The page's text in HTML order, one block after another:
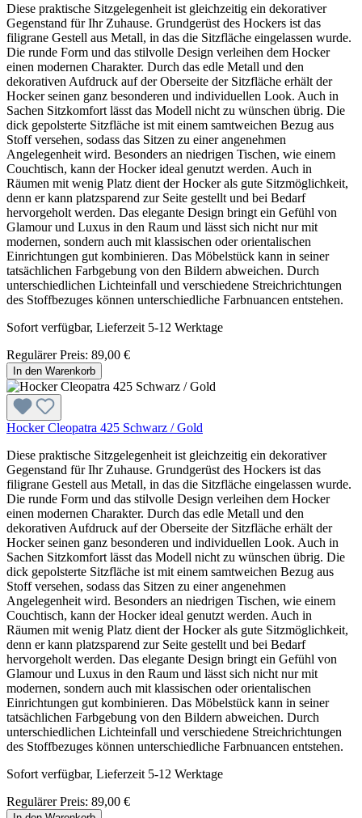
Diese praktische Sitzgelegenheit ist gleichzeitig ein dekorativer
Gegenstand für Ihr Zuhause. Grundgerüst des Hockers ist das
filigrane Gestell aus Metall, in das die Sitzfläche eingelassen wurde.
Die runde Form und das stilvolle Design verleihen dem Hocker
einen modernen Charakter. Durch das edle Metall und den
dekorativen Aufdruck auf der Oberseite der Sitzfläche erhält der
Hocker seinen ganz besonderen und individuellen Look. Auch in
Sachen Sitzkomfort lässt das Modell nicht zu wünschen übrig. Die
dick gepolsterte Sitzfläche ist mit einem samtweichen Bezug aus
Stoff versehen, sodass das Sitzen zu einer angenehmen
Angelegenheit wird. Besonders an niedrigen Tischen, wie einem
Couchtisch, kann der Hocker ideal genutzt werden. Auch in
Räumen mit wenig Platz dient der Hocker als gute Sitzmöglichkeit,
denn er kann platzsparend zur Seite gestellt und bei Bedarf
hervorgeholt werden. Das elegante Design bringt ein Gefühl von
Glamour und Luxus in den Raum und lässt sich nicht nur mit
modernen, sondern auch mit klassischen oder orientalischen
Einrichtungen gut kombinieren. Das Möbelstück kann in seiner
tatsächlichen Farbgebung von den Bildern abweichen. Durch
unterschiedlichen Lichteinfall und verschiedene Streichrichtungen
des Stoffbezuges können unterschiedliche Farbnuancen entstehen.
Sofort verfügbar, Lieferzeit 5-12 Werktage
Regulärer Preis: 89,00 €
In den Warenkorb
Hocker Cleopatra 425 Schwarz / Gold
Diese praktische Sitzgelegenheit ist gleichzeitig ein dekorativer
Gegenstand für Ihr Zuhause. Grundgerüst des Hockers ist das
filigrane Gestell aus Metall, in das die Sitzfläche eingelassen wurde.
Die runde Form und das stilvolle Design verleihen dem Hocker
einen modernen Charakter. Durch das edle Metall und den
dekorativen Aufdruck auf der Oberseite der Sitzfläche erhält der
Hocker seinen ganz besonderen und individuellen Look. Auch in
Sachen Sitzkomfort lässt das Modell nicht zu wünschen übrig. Die
dick gepolsterte Sitzfläche ist mit einem samtweichen Bezug aus
Stoff versehen, sodass das Sitzen zu einer angenehmen
Angelegenheit wird. Besonders an niedrigen Tischen, wie einem
Couchtisch, kann der Hocker ideal genutzt werden. Auch in
Räumen mit wenig Platz dient der Hocker als gute Sitzmöglichkeit,
denn er kann platzsparend zur Seite gestellt und bei Bedarf
hervorgeholt werden. Das elegante Design bringt ein Gefühl von
Glamour und Luxus in den Raum und lässt sich nicht nur mit
modernen, sondern auch mit klassischen oder orientalischen
Einrichtungen gut kombinieren. Das Möbelstück kann in seiner
tatsächlichen Farbgebung von den Bildern abweichen. Durch
unterschiedlichen Lichteinfall und verschiedene Streichrichtungen
des Stoffbezuges können unterschiedliche Farbnuancen entstehen.
Sofort verfügbar, Lieferzeit 5-12 Werktage
Regulärer Preis: 89,00 €